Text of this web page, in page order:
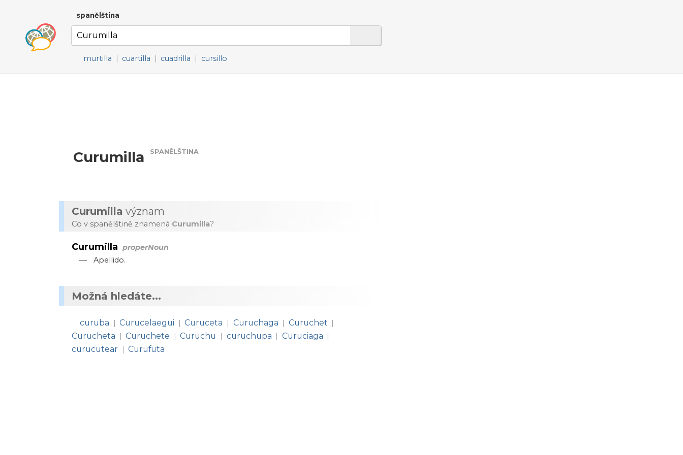
spanělština
murtilla | cuartilla | cuadrilla | cursillo
Curumilla SPANĚLŠTINA
Curumilla význam
Co v spanělštině znamená Curumilla?
Curumilla properNoun
— Apellido.
Možná hledáte...
curuba | Curucelaegui | Curuceta | Curuchaga | Curuchet |
Curucheta | Curuchete | Curuchu | curuchupa | Curuciaga |
curucutear | Curufuta